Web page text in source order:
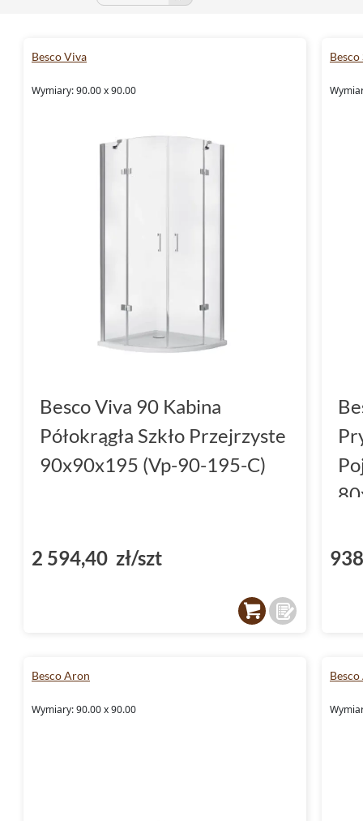
Besco Viva
Wymiary: 90.00 x 90.00
Besco Viva 90 Kabina
Półokrągła Szkło Przejrzyste
90x90x195 (Vp-90-195-C)
2 594,40 zł/szt
Besco
Besco Aron
Wymiary: 90.00 x 90.00